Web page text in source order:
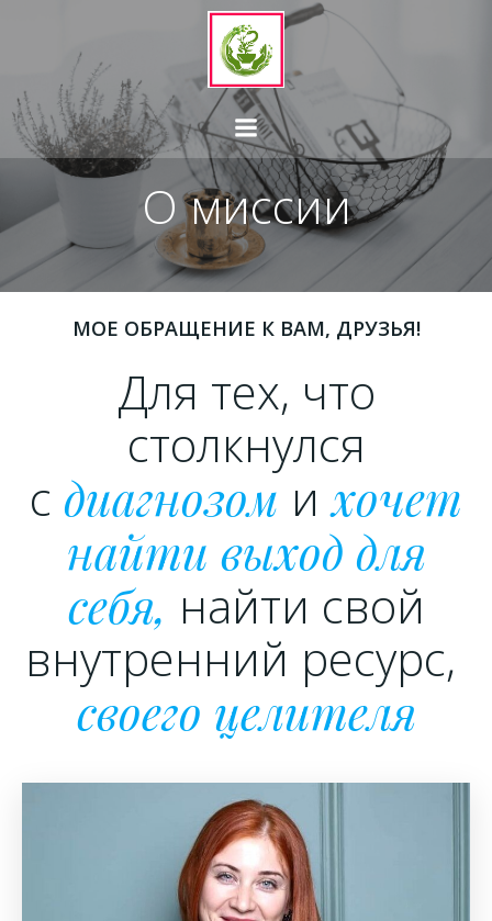
Перейти
к
содержимому
О миссии
МОЕ ОБРАЩЕНИЕ К ВАМ, ДРУЗЬЯ!
Для тех, что
столкнулся
с диагнозом ихочет
найти выход для
себя, найти свой
внутренний ресурс,
своего целителя